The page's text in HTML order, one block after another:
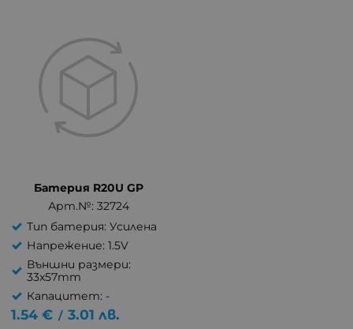
Батерия R20U GP
Арт.№: 32724
Тип батерия: Усилена
Напрежение: 1.5V
Външни размери:
33x57mm
Капацитет: -
1.54 € / 3.01 лв.